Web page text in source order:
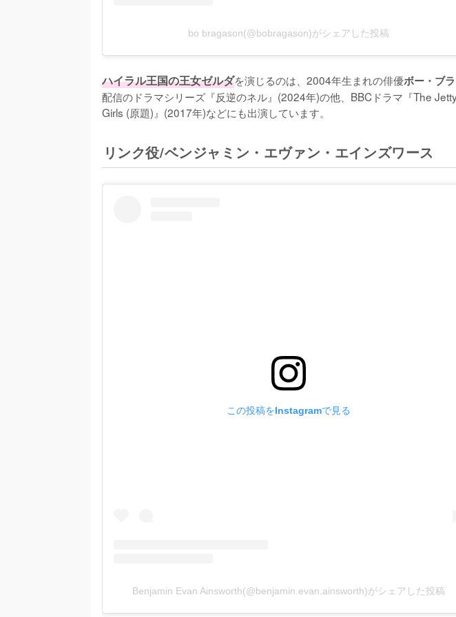
bo bragason(@bobragason)がシェアした投稿
ハイラル王国の王女ゼルダを演じるのは、2004年生まれの俳優ボー・ブ
配信のドラマシリーズ『反逆のネル』(2024年)の他、BBCドラマ『The
Girls (原題)』(2017年)などにも出演しています。
リンク役/ベンジャミン・エヴァン・エインズワース
この投稿をInstagramで見る
Benjamin Evan Ainsworth(@benjamin.evan.ainsworth)がシェアした投稿